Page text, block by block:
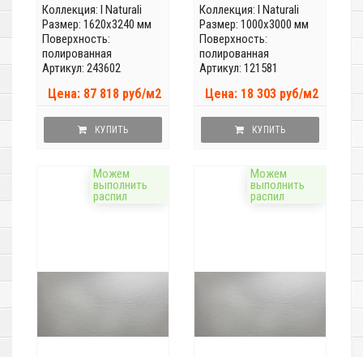
Коллекция: I Naturali
Размер: 1620x3240 мм
Поверхность:
полированная
Артикул: 243602
Цена: 87 818 руб/м2
КУПИТЬ
Коллекция: I Naturali
Размер: 1000x3000 мм
Поверхность:
полированная
Артикул: 121581
Цена: 18 303 руб/м2
КУПИТЬ
Можем
выполнить
распил
Можем
выполнить
распил